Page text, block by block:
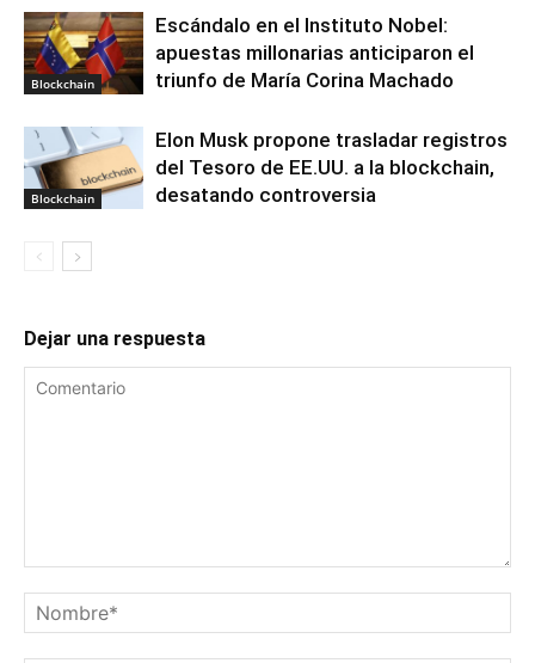
Blockchain
Escándalo en el Instituto Nobel:
apuestas millonarias anticiparon el
triunfo de María Corina Machado
Blockchain
Elon Musk propone trasladar registros
del Tesoro de EE.UU. a la blockchain,
desatando controversia
Dejar una respuesta